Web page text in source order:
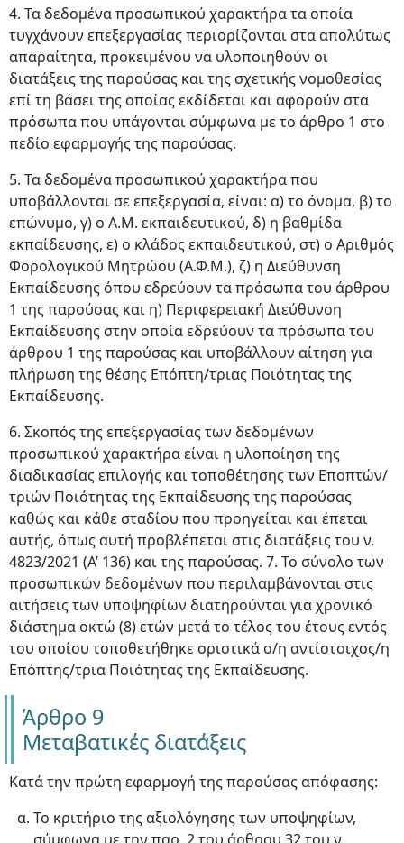
4. Τα δεδομένα προσωπικού χαρακτήρα τα οποία
τυγχάνουν επεξεργασίας περιορίζονται στα απολύτως
απαραίτητα, προκειμένου να υλοποιηθούν οι
διατάξεις της παρούσας και της σχετικής νομοθεσίας
επί τη βάσει της οποίας εκδίδεται και αφορούν στα
πρόσωπα που υπάγονται σύμφωνα με το άρθρο 1 στο
πεδίο εφαρμογής της παρούσας.
5. Τα δεδομένα προσωπικού χαρακτήρα που
υποβάλλονται σε επεξεργασία, είναι: α) το όνομα, β) το
επώνυμο, γ) ο Α.Μ. εκπαιδευτικού, δ) η βαθμίδα
εκπαίδευσης, ε) ο κλάδος εκπαιδευτικού, στ) ο Αριθμός
Φορολογικού Μητρώου (Α.Φ.Μ.), ζ) η Διεύθυνση
Εκπαίδευσης όπου εδρεύουν τα πρόσωπα του άρθρου
1 της παρούσας και η) Περιφερειακή Διεύθυνση
Εκπαίδευσης στην οποία εδρεύουν τα πρόσωπα του
άρθρου 1 της παρούσας και υποβάλλουν αίτηση για
πλήρωση της θέσης Επόπτη/τριας Ποιότητας της
Εκπαίδευσης.
6. Σκοπός της επεξεργασίας των δεδομένων
προσωπικού χαρακτήρα είναι η υλοποίηση της
διαδικασίας επιλογής και τοποθέτησης των Εποπτών/
τριών Ποιότητας της Εκπαίδευσης της παρούσας
καθώς και κάθε σταδίου που προηγείται και έπεται
αυτής, όπως αυτή προβλέπεται στις διατάξεις του ν.
4823/2021 (Α’ 136) και της παρούσας. 7. Το σύνολο των
προσωπικών δεδομένων που περιλαμβάνονται στις
αιτήσεις των υποψηφίων διατηρούνται για χρονικό
διάστημα οκτώ (8) ετών μετά το τέλος του έτους εντός
του οποίου τοποθετήθηκε οριστικά ο/η αντίστοιχος/η
Επόπτης/τρια Ποιότητας της Εκπαίδευσης.
Άρθρο 9
Μεταβατικές διατάξεις
Κατά την πρώτη εφαρμογή της παρούσας απόφασης:
Το κριτήριο της αξιολόγησης των υποψηφίων,